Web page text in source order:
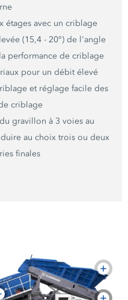
étages avec un criblage
(15,4 - 20°) de l'angle
performance de criblage
pour un débit élevé
et réglage facile des
criblage
gravillon à 3 voies au
au choix trois ou deux
finales